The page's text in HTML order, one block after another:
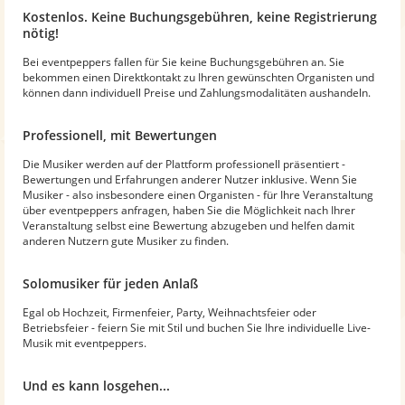
Kostenlos. Keine Buchungsgebühren, keine Registrierung
nötig!
Bei eventpeppers fallen für Sie keine Buchungsgebühren an. Sie
bekommen einen Direktkontakt zu Ihren gewünschten Organisten und
können dann individuell Preise und Zahlungsmodalitäten aushandeln.
Professionell, mit Bewertungen
Die Musiker werden auf der Plattform professionell präsentiert -
Bewertungen und Erfahrungen anderer Nutzer inklusive. Wenn Sie
Musiker - also insbesondere einen Organisten - für Ihre Veranstaltung
über eventpeppers anfragen, haben Sie die Möglichkeit nach Ihrer
Veranstaltung selbst eine Bewertung abzugeben und helfen damit
anderen Nutzern gute Musiker zu finden.
Solomusiker für jeden Anlaß
Egal ob Hochzeit, Firmenfeier, Party, Weihnachtsfeier oder
Betriebsfeier - feiern Sie mit Stil und buchen Sie Ihre individuelle Live-
Musik mit eventpeppers.
Und es kann losgehen...